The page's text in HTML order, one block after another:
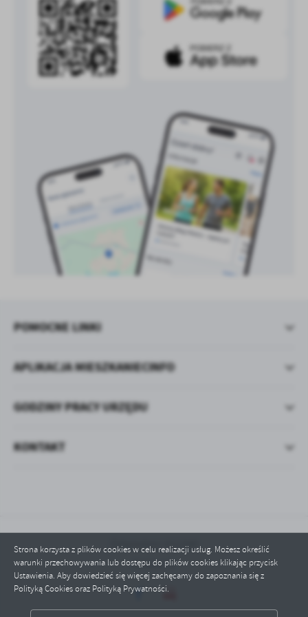
Strona korzysta z plików cookies w celu realizacji usług. Możesz określić
warunki przechowywania lub dostępu do plików cookies klikając przycisk
Ustawienia. Aby dowiedzieć się więcej zachęcamy do zapoznania się z
Polityką Cookies oraz Polityką Prywatności.
treści w postaci wiadomości, ofert, komunikatów mediów
społecznościowych.
POMOCNE LINKI
APLIKACJA MIESZKANIECINFO
GODZINY PRACY URZĘDU
KONTAKT
Odwiedzin: 611340
Online: 5